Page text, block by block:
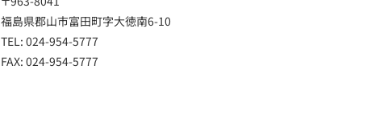
福島県郡山市富田町字大徳南6-10
TEL: 024-954-5777
FAX: 024-954-5777